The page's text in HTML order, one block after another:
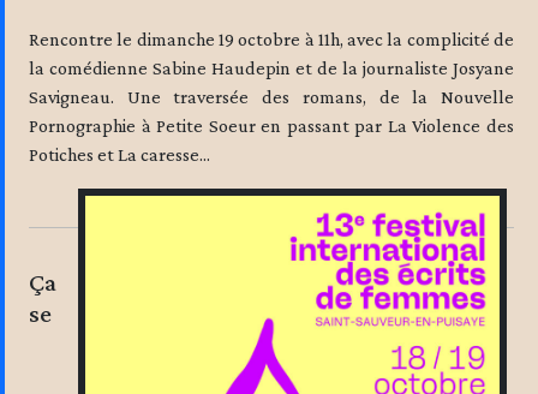
Rencontre le dimanche 19 octobre à 11h, avec la complicité de
la comédienne Sabine Haudepin et de la journaliste Josyane
Savigneau. Une traversée des romans, de la Nouvelle
Pornographie à Petite Soeur en passant par La Violence des
Potiches et La caresse...
Ça
se